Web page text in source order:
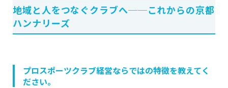
地域と人をつなぐクラブへ──これからの京都
ハンナリーズ
プロスポーツクラブ経営ならではの特徴を教えてく
ださい。